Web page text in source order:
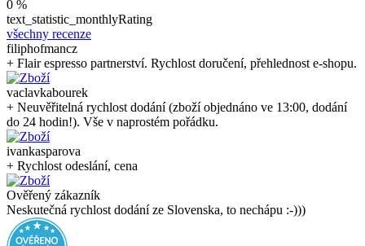
0 %
text_statistic_monthlyRating
všechny recenze
filiphofmancz
+ Flair espresso partnerství. Rychlost doručení, přehlednost e-shopu.
vaclavkabourek
+ Neuvěřitelná rychlost dodání (zboží objednáno ve 13:00, dodání
do 24 hodin!). Vše v naprostém pořádku.
ivankasparova
+ Rychlost odeslání, cena
Ověřený zákazník
Neskutečná rychlost dodání ze Slovenska, to nechápu :-)))